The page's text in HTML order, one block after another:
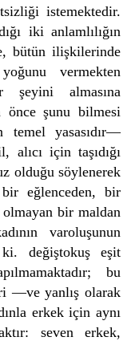
istemektedir.
iki anlamlılığın
bütün ilişkilerinde
vermekten
almasına
önce şunu bilmesi
yasasıdır—
için taşıdığı
olduğu söylenerek
bir eğlenceden, bir
bir maldan
varoluşunun
ki. değiştokuş eşit
bu
—ve yanlış olarak
erkek için aynı
seven erkek,